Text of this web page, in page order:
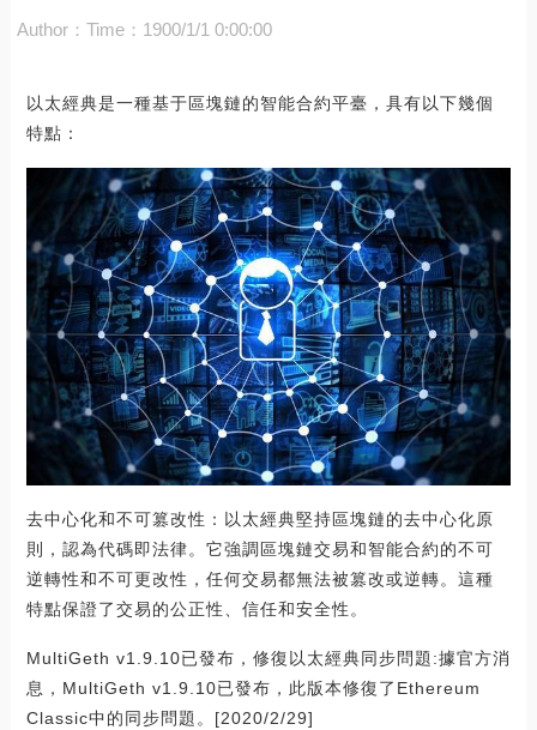
Author： Time：1900/1/1 0:00:00
以太經典是一種基于區塊鏈的智能合約平臺，具有以下幾個
特點：
去中心化和不可篡改性：以太經典堅持區塊鏈的去中心化原
則，認為代碼即法律。它強調區塊鏈交易和智能合約的不可
逆轉性和不可更改性，任何交易都無法被篡改或逆轉。這種
特點保證了交易的公正性、信任和安全性。
MultiGeth v1.9.10已發布，修復以太經典同步問題:據官方消
息，MultiGeth v1.9.10已發布，此版本修復了Ethereum
Classic中的同步問題。[2020/2/29]